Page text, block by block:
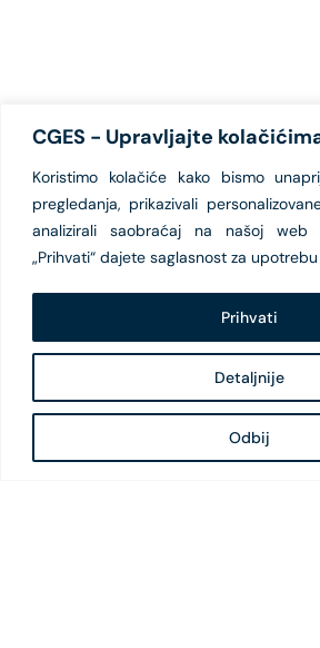
CGES - Upravljajte
Koristimo kolačiće kako bismo
pregledanja, prikazivali
analizirali saobraćaj na našoj web
„Prihvati“ dajete saglasnost za
Detaljnije
Odbij
Prihvati